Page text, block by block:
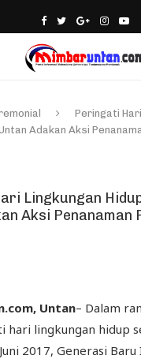
Peringati
Adakan Aksi
Lingkungan
Aksi Penanaman
Untan– Dalam
hari lingkungan hidup
2017, Generasi Baru